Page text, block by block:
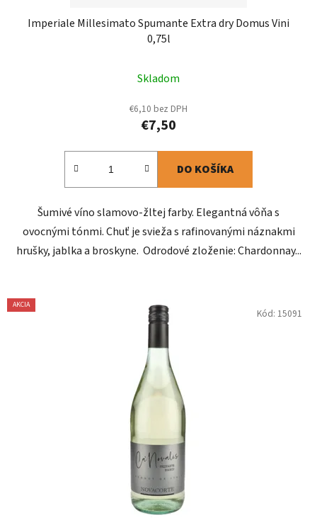
Imperiale Millesimato Spumante Extra dry Domus Vini
0,75l
Skladom
€6,10 bez DPH
€7,50
DO KOŠÍKA
Šumivé víno slamovo-žltej farby. Elegantná vôňa s
ovocnými tónmi. Chuť je svieža s rafinovanými náznakmi
hrušky, jablka a broskyne. Odrodové zloženie: Chardonnay...
AKCIA
Kód: 15091